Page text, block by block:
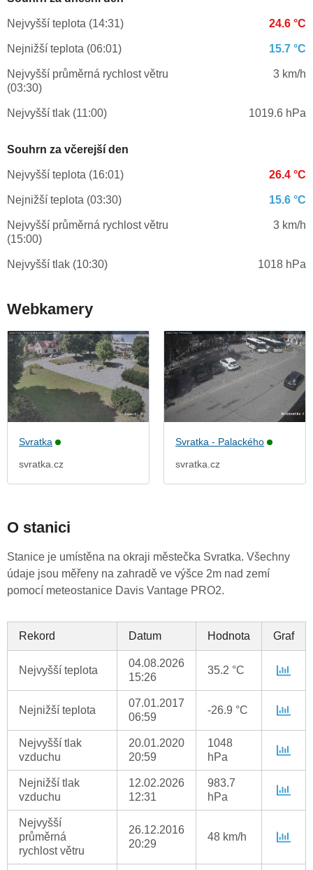
Nejvyšší teplota (14:31) 24.6 °C
Nejnižší teplota (06:01) 15.7 °C
Nejvyšší průměrná rychlost větru
(03:30)
3 km/h
Nejvyšší tlak (11:00) 1019.6 hPa
Souhrn za včerejší den
Nejvyšší teplota (16:01) 26.4 °C
Nejnižší teplota (03:30) 15.6 °C
Nejvyšší průměrná rychlost větru
(15:00)
3 km/h
Nejvyšší tlak (10:30) 1018 hPa
Webkamery
Svratka
svratka.cz
Svratka - Palackého
svratka.cz
O stanici
Stanice je umístěna na okraji městečka Svratka. Všechny
údaje jsou měřeny na zahradě ve výšce 2m nad zemí
pomocí meteostanice Davis Vantage PRO2.
Rekord Datum Hodnota Graf
Nejvyšší teplota
04.08.2026
15:26
35.2 °C
Nejnižší teplota
07.01.2017
06:59
-26.9 °C
Nejvyšší tlak
vzduchu
20.01.2020
20:59
1048
hPa
Nejnižší tlak
vzduchu
12.02.2026
12:31
983.7
hPa
Nejvyšší
průměrná
rychlost větru
26.12.2016
20:29
48 km/h